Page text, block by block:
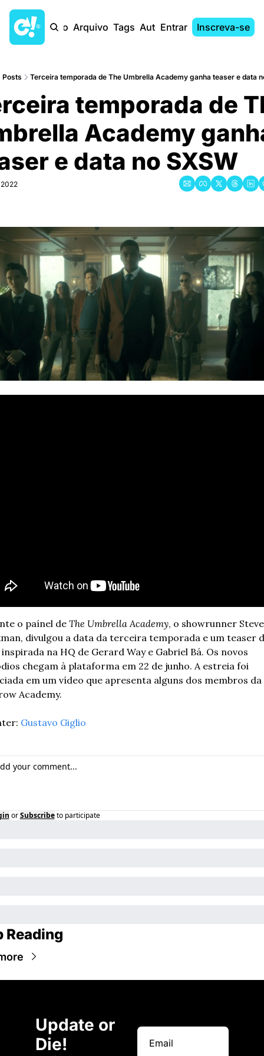
Início Arquivo Tags AutoresEntrar Inscreva-se
Posts Terceira temporada de The Umbrella Academy ganha teaser e data
temporada de
Academy
e data no SXSW
o paínel de The Umbrella Academy, o showrunner Steve
divulgou a data da terceira temporada e um teaser
na HQ de Gerard Way e Gabriel Bá. Os novos
chegam à plataforma em 22 de junho. A estreia foi
em um vídeo que apresenta alguns dos membros da
Academy.
Gustavo Giglio
or Subscribe to participate
Reading
Update or
Die!